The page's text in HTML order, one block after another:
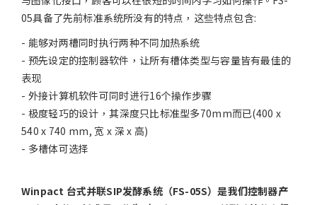
05具备了先前标准系统所没有的特点，这些特点包含:
- 能够对两槽同时执行两种不同加热系统
- 预先设定的控制器软件，让所有槽体类型与容量皆有最佳的
表现
- 外接计算机软件可同时进行16个操作步骤
- 极度轻巧的设计，其深度只比标准型多70mm而已(400 x
540 x 740 mm, 宽 x 深 x 高)
- 多槽体可选择
Winpact 台式并联SIP发酵系统（FS-05S）是我们控制器产